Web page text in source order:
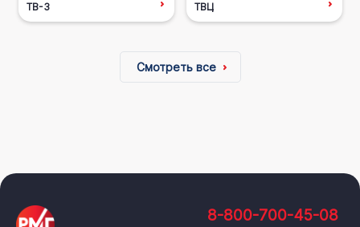
ТВ-3 ТВЦ
Смотреть все
8-800-700-45-08